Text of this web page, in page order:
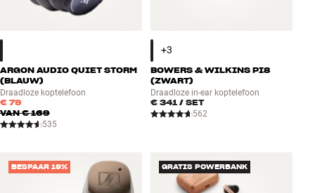
ARGON AUDIO QUIET STORM
(BLAUW)
Draadloze koptelefoon
€ 79
VAN€ 169
535
BOWERS & WILKINS PI8
(ZWART)
Draadloze in-ear koptelefoon
€ 341 / SET
562
BESPAAR 19% GRATIS POWERBANK